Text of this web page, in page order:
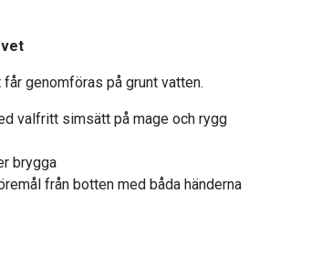
får genomföras på grunt vatten.
valfritt simsätt på mage och rygg
brygga
från botten med båda händerna